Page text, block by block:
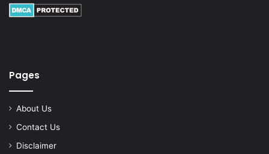
Pages
About Us
Contact Us
Disclaimer